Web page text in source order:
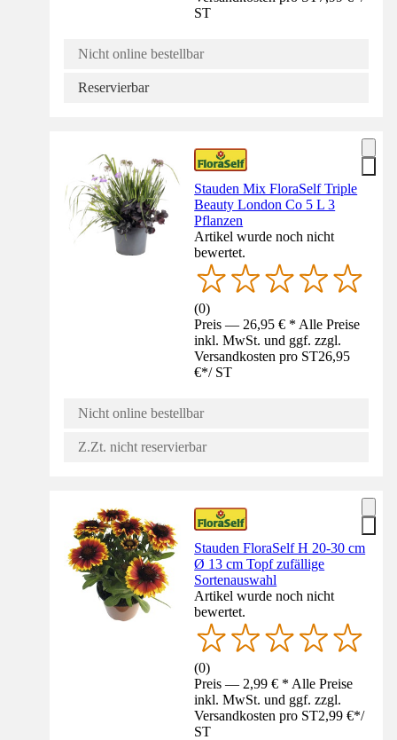
ST
Nicht online bestellbar
Reservierbar
Stauden Mix FloraSelf Triple
Beauty London Co 5 L 3
Pflanzen
Artikel wurde noch nicht
bewertet.
(0)
Preis — 26,95 € * Alle Preise
inkl. MwSt. und ggf. zzgl.
Versandkosten pro ST26,95
€*/ ST
Nicht online bestellbar
Z.Zt. nicht reservierbar
Stauden FloraSelf H 20-30 cm
Ø 13 cm Topf zufällige
Sortenauswahl
Artikel wurde noch nicht
bewertet.
(0)
Preis — 2,99 € * Alle Preise
inkl. MwSt. und ggf. zzgl.
Versandkosten pro ST2,99 €*/
ST